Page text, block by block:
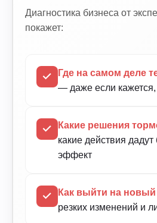
Диагностика бизнеса от
покажет:
Где на самом деле
— даже если кажется,
Какие решения
какие действия
эффект
Как выйти на
резких изменений и